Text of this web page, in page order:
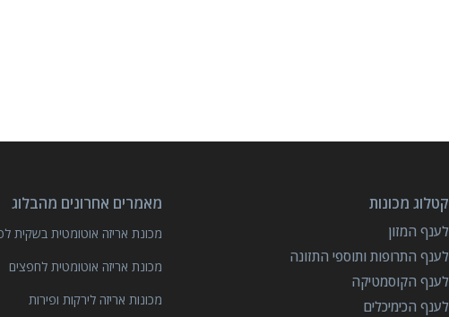
קטלוג מכונות
לענף המזון
לענף התרופות ותוספי התזונה
לענף הקוסמטיקה
לענף הכימיכלים
מאמרים אחרונים מהבלוג
מכונת אריזה אוטומטית בשקית
מכונת אריזה אוטומטית לחפצים
מכונות אריזה לירקות ופירות